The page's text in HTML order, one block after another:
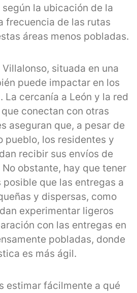
la ubicación de la
frecuencia de las rutas
áreas menos pobladas.
situada en una
puede impactar en los
La cercanía a León y la red
conectan con otras
aseguran que, a pesar de
pueblo, los residentes y
recibir sus envíos de
obstante, hay que tener
posible que las entregas a
y dispersas, como
experimentar ligeros
con las entregas en
pobladas, donde
es más ágil.
estimar fácilmente a qué